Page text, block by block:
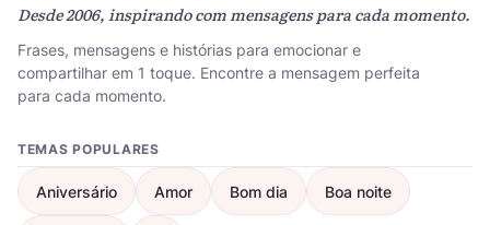
Desde 2006, inspirando com mensagens para cada momento.
Frases, mensagens e histórias para emocionar e
compartilhar em 1 toque. Encontre a mensagem perfeita
para cada momento.
TEMAS POPULARES
Aniversário Amor Bom dia Boa noite